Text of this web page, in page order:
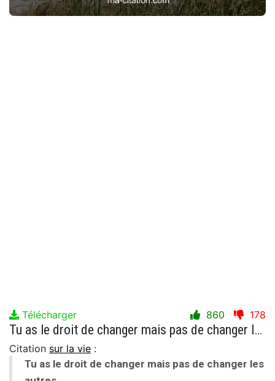
Télécharger 860 178
Tu as le droit de changer mais pas de changer les autres.
Citation sur la vie :
Tu as le droit de changer mais pas de changer les